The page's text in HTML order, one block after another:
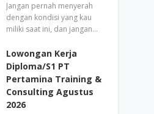
Jangan pernah menyerah
dengan kondisi yang kau
miliki saat ini, dan jangan…
Lowongan Kerja
Diploma/S1 PT
Pertamina Training &
Consulting Agustus
2026